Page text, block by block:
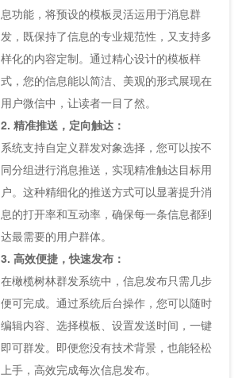
息功能，将预设的模板灵活运用于消息群
发，既保持了信息的专业规范性，又支持多
样化的内容定制。通过精心设计的模板样
式，您的信息能以简洁、美观的形式展现在
用户微信中，让读者一目了然。
2. 精准推送，定向触达：
系统支持自定义群发对象选择，您可以按不
同分组进行消息推送，实现精准触达目标用
户。这种精细化的推送方式可以显著提升消
息的打开率和互动率，确保每一条信息都到
达最需要的用户群体。
3. 高效便捷，快速发布：
在橄榄树林群发系统中，信息发布只需几步
便可完成。通过系统后台操作，您可以随时
编辑内容、选择模板、设置发送时间，一键
即可群发。即便您没有技术背景，也能轻松
上手，高效完成每次信息发布。